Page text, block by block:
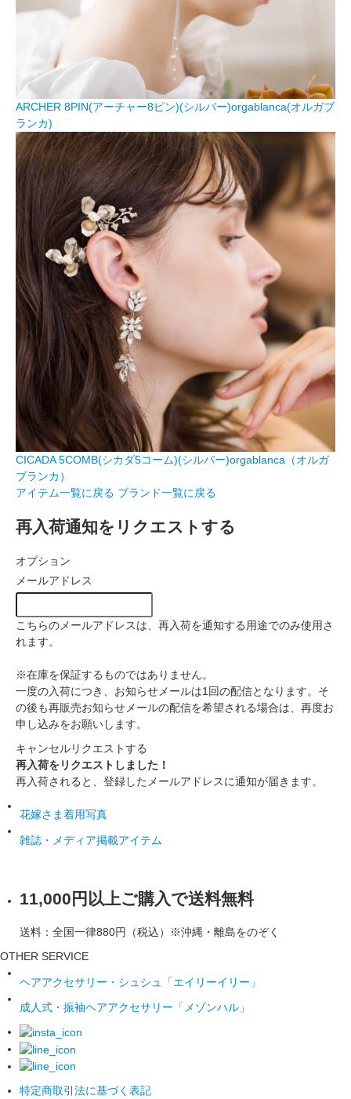
ARCHER 8PIN(アーチャー8ピン)(シルバー)orgablanca(オルガブ
ランカ)
CICADA 5COMB(シカダ5コーム)(シルバー)orgablanca（オルガ
ブランカ）
アイテム一覧に戻る ブランド一覧に戻る
再入荷通知をリクエストする
オプション
メールアドレス
こちらのメールアドレスは、再入荷を通知する用途でのみ使用さ
れます。
※在庫を保証するものではありません。
一度の入荷につき、お知らせメールは1回の配信となります。そ
の後も再販売お知らせメールの配信を希望される場合は、再度お
申し込みをお願いします。
キャンセルリクエストする
再入荷をリクエストしました！
再入荷されると、登録したメールアドレスに通知が届きます。
花嫁さま着用写真
雑誌・メディア掲載アイテム
11,000円以上ご購入で送料無料
送料：全国一律880円（税込）※沖縄・離島をのぞく
OTHER SERVICE
ヘアアクセサリー・シュシュ「エイリーイリー」
成人式・振袖ヘアアクセサリー「メゾンハル」
特定商取引法に基づく表記